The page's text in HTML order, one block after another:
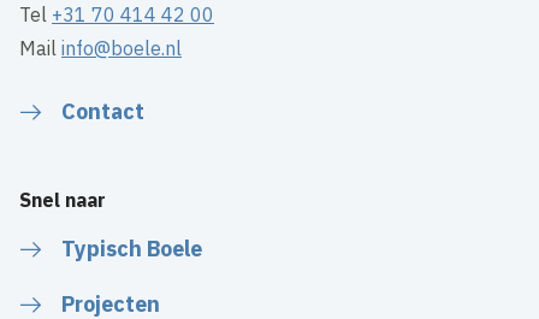
Tel +31 70 414 42 00
Mailinfo@boele.nl
Contact
Snel naar
Typisch Boele
Projecten